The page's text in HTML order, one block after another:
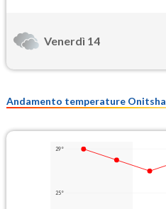
Venerdì 14
Andamento temperature Onitsha
29°
25°